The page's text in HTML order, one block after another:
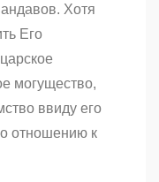
Хотя
Его
могущество,
ввиду его
отношению к